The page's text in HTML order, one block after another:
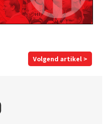
Volgend artikel >